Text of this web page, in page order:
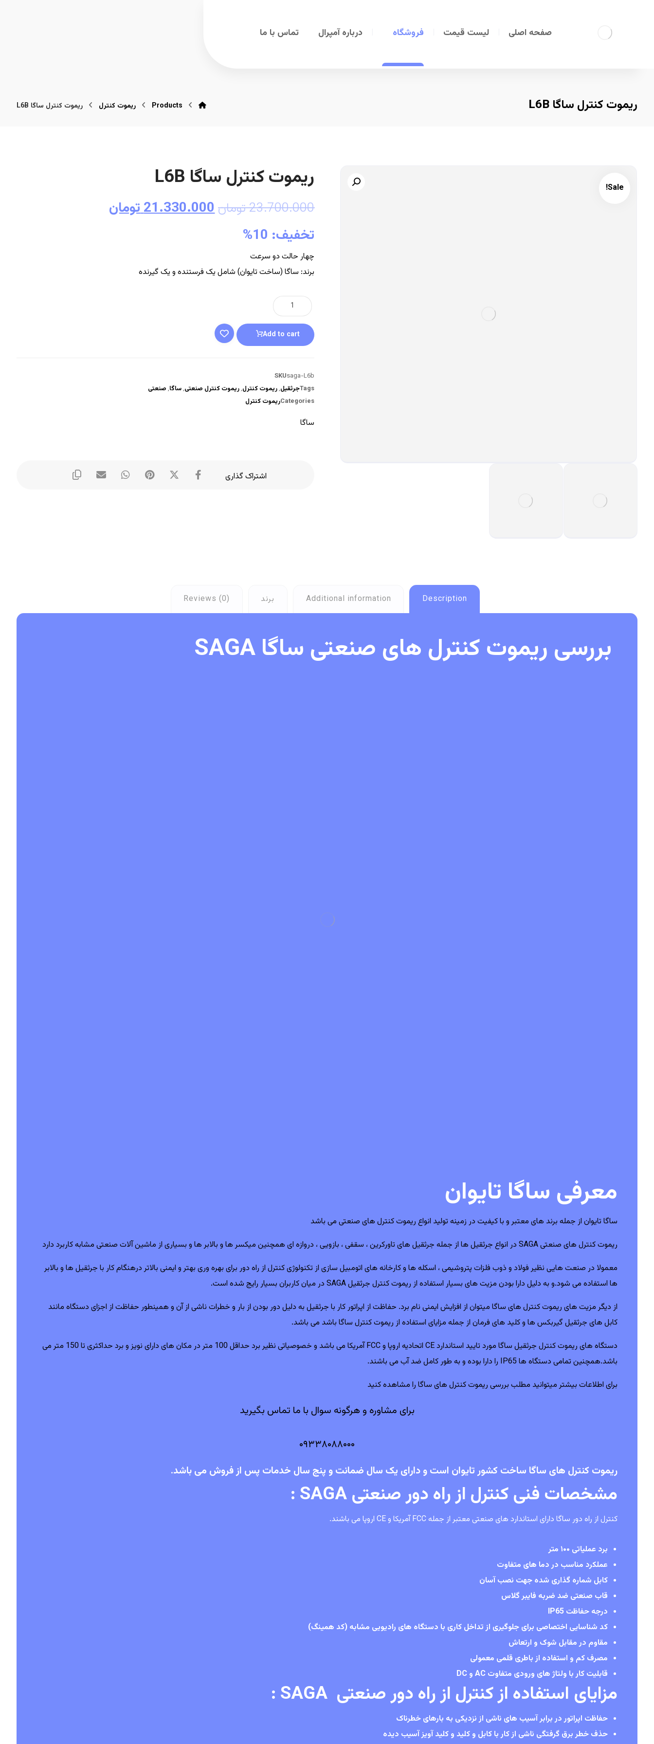
صفحه اصلی لیست قیمت فروشگاه درباره آمپرال تماس با ما
ریموت کنترل ساگا L6B Products ریموت کنترل ریموت کنترل ساگا L6B
Sale! ریموت کنترل ساگا L6B
23.700.000تومان21.330.000تومان
تخفیف: 10%
چهار حالت دو سرعت
برند: ساگا (ساخت تایوان) شامل یک فرستنده و یک گیرنده
Add to cart
SKUsaga-L6b
Tagsجرثقیل,ریموت کنترل,ریموت کنترل صنعتی,ساگا, صنعتی
Categoriesریموت کنترل
ساگا
Description
Additional information برند Reviews (0)
بررسی ریموت کنترل های صنعتی ساگا SAGA
معرفی ساگا تایوان
ساگا تایوان از جمله برند های معتبر و با کیفیت در زمینه تولید انواع ریموت کنترل های صنعتی می باشد
ریموت کنترل های صنعتی SAGA در انواع جرثقیل ها از جمله جرثقیل های تاورکرین ، سقفی ، بازویی ، دروازه ای همچنین میکسر ها و بالابر ها و بسیاری از ماشین آلات صنعتی مشابه کاربرد دارد
معمولا در صنعت هایی نظیر فولاد و ذوب فلزات پتروشیمی ، اسکله ها و کارخانه های اتومبیل سازی از تکنولوژی کنترل از راه دور برای بهره وری بهتر و ایمنی بالاتر درهنگام کار با جرثقیل ها و بالابر
ها استفاده می شود.و به دلیل دارا بودن مزیت های بسیار استفاده از ریموت کنترل جرثقیل SAGA در میان کاربران بسیار رایج شده است.
از دیگر مزیت های ریموت کنترل های ساگا میتوان از افزایش ایمنی نام برد. حفاظت از اپراتور کار با جرثقیل به دلیل دور بودن از بار و خطرات ناشی از آن و همینطور حفاظت از اجزای دستگاه مانند
کابل های جرثقیل گیربکس ها و کلید های فرمان از جمله مزایای استفاده از ریموت کنترل ساگا باشد می باشد.
دستگاه های ریموت کنترل جرثقیل ساگا مورد تایید استاندارد CE اتحادیه اروپا و FCC آمریکا می باشد و خصوصیاتی نظیر برد حداقل 100 متر در مکان های دارای نویز و برد حداکثری تا 150 متر می
باشد.همچنین تمامی دستگاه ها IP65 را دارا بوده و به طور کامل ضد آب می باشند.
برای اطلاعات بیشتر میتوانید مطلب بررسی ریموت کنترل های ساگارا مشاهده کنید
برای مشاوره و هرگونه سوال با ما تماس بگیرید
۰۹۳۳۸۰۸۸۰۰۰
ریموت کنترل های ساگا ساخت کشور تایوان است و دارای یک سال ضمانت و پنج سال خدمات پس از فروش می باشد.
مشخصات فنی کنترل از راه دور صنعتی SAGA :
کنترل از راه دور ساگا دارای استاندارد های صنعتی معتبر از جمله FCC آمریکا و CE اروپا می باشند.
برد عملیاتی ۱۰۰ متر
عملکرد مناسب در دما های متفاوت
کابل شماره گذاری شده جهت نصب آسان
قاب صنعتی ضد ضربه فایبر گلاس
درجه حفاظت IP65
کد شناسایی اختصاصی برای جلوگیری از تداخل کاری با دستگاه های رادیویی مشابه (کد همینگ)
مقاوم در مقابل شوک و ارتعاش
مصرف کم و استفاده از باطری قلمی معمولی
قابلیت کار با ولتاژ های ورودی متفاوت AC و DC
مزایای استفاده از کنترل از راه دور صنعتی SAGA :
حفاظت اپراتور در برابر آسیب های ناشی از نزدیکی به بارهای خطرناک
حذف خطر برق گرفتگی ناشی از کار با کابل و کلید و کلید آویز آسیب دیده